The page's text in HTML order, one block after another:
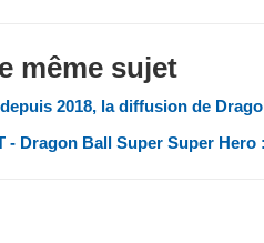
même sujet
2018, la diffusion de
- Dragon Ball Super Super